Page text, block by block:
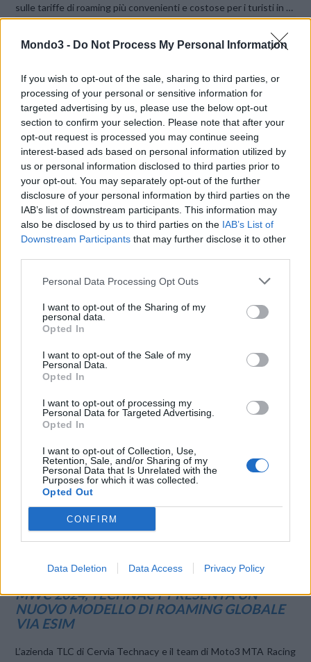
Mondo3 - Do Not Process My Personal Information
If you wish to opt-out of the sale, sharing to third parties, or
processing of your personal or sensitive information for
targeted advertising by us, please use the below opt-out
section to confirm your selection. Please note that after your
opt-out request is processed you may continue seeing
interest-based ads based on personal information utilized by
us or personal information disclosed to third parties prior to
your opt-out. You may separately opt-out of the further
disclosure of your personal information by third parties on the
IAB’s list of downstream participants. This information may
also be disclosed by us to third parties on the IAB’s List of
Downstream Participants that may further disclose it to other
Personal Data Processing Opt Outs
I want to opt-out of the Sharing of my
personal data.
Opted In
I want to opt-out of the Sale of my
Personal Data.
Opted In
I want to opt-out of processing my
Personal Data for Targeted Advertising.
Opted In
I want to opt-out of Collection, Use,
Retention, Sale, and/or Sharing of my
Personal Data that Is Unrelated with the
Purposes for which it was collected.
Opted Out
CONFIRM
Data Deletion Data Access Privacy Policy
VIEW POST
sulle tariffe di roaming più convenienti e costose per i turisti in …
VIEW POST
OSSERVATORIO ROAMING 2024: QUANTO
operatori mobili svizzeri raccogliendo le informazioni su 69
pacchetti dati roaming da usare in UE e ha individuato quelli più
presenta la prima edizione …
MWC 2024, TECHNACY PRESENTA UN
NUOVO MODELLO DI ROAMING GLOBALE
VIA ESIM
L’azienda TLC di Cervia Technacy e il team di Moto3 MTA Racing